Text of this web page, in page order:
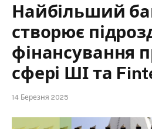
Найбільший
створює
фінансування
сфері ШІ та
14 Березня 2025